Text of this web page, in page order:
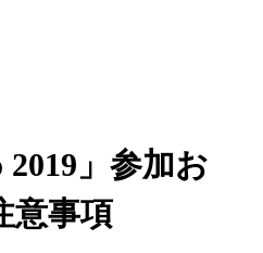
2019」参加お
意事項